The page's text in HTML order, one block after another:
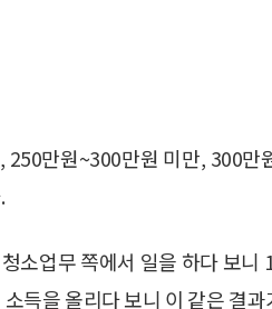
만원~300만원 미만, 300만
소업무 쪽에서 일을 하다 보
득을 올리다 보니 이 같은 결